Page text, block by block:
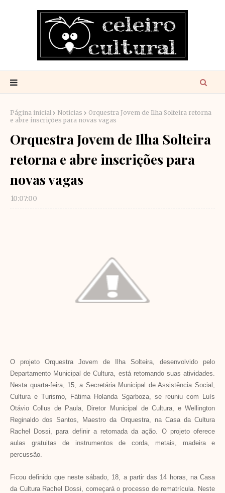
Página inicial Noticias
Orquestra Jovem de Ilha Solteira retorna
e abre inscrições para novas vagas
Orquestra Jovem de Ilha Solteira
retorna e abre inscrições para
novas vagas
10:07:00
O projeto Orquestra Jovem de Ilha Solteira, desenvolvido pelo
Departamento Municipal de Cultura, está retomando suas atividades.
Nesta quarta-feira, 15, a Secretária Municipal de Assistência Social,
Cultura e Turismo, Fátima Holanda Sgarboza, se reuniu com Luís
Otávio Collus de Paula, Diretor Municipal de Cultura, e Wellington
Reginaldo dos Santos, Maestro da Orquestra, na Casa da Cultura
Rachel Dossi, para definir a retomada da ação. O projeto oferece
aulas gratuitas de instrumentos de corda, metais, madeira e
percussão.
Ficou definido que neste sábado, 18, a partir das 14 horas, na Casa
da Cultura Rachel Dossi, começará o processo de rematrícula. Neste